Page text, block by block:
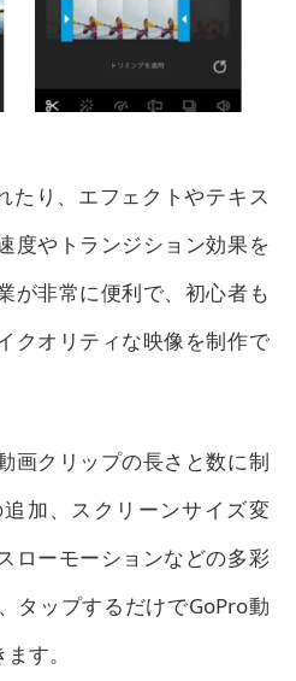
たり、エフェクトやテキス
度やトランジション効果を
が非常に便利で、初心者も
クオリティな映像を制作で
画クリップの長さと数に制
加、スクリーンサイズ変
ローモーションなどの多彩
タップするだけでGoPro動
す。